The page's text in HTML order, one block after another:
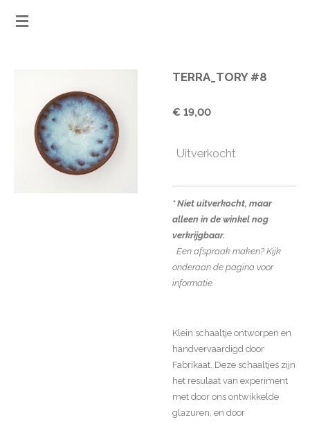
Ga
direct
TERRA_TORY #8
€ 19,00
Uitverkocht
* Niet uitverkocht, maar
alleen in de winkel nog
verkrijgbaar.
Een afspraak maken? Kijk
onderaan de pagina voor
informatie.
Klein schaaltje ontworpen en
handvervaardigd door
Fabrikaat. Deze schaaltjes zijn
het resulaat van experiment
met door ons ontwikkelde
glazuren, en door